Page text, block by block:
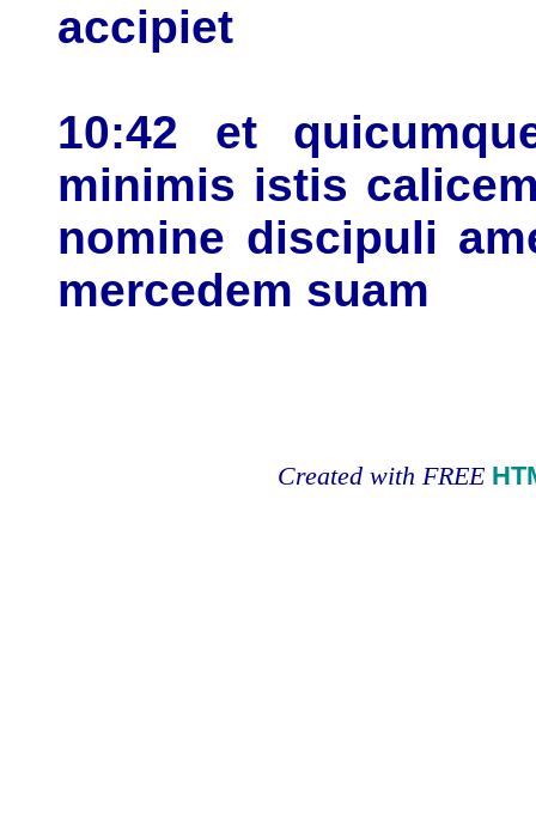
accipiet
10:42 et
minimis istis
nomine discipuli
mercedem suam
Created with FREE